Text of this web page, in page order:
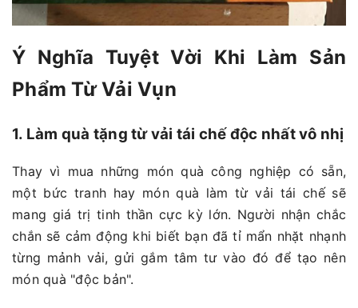
Ý Nghĩa Tuyệt Vời Khi Làm Sản
Phẩm Từ Vải Vụn
1. Làm quà tặng từ vải tái chế độc nhất vô nhị
Thay vì mua những món quà công nghiệp có sẵn,
một bức tranh hay món quà làm từ vải tái chế sẽ
mang giá trị tinh thần cực kỳ lớn. Người nhận chắc
chắn sẽ cảm động khi biết bạn đã tỉ mẩn nhặt nhạnh
từng mảnh vải, gửi gắm tâm tư vào đó để tạo nên
món quà "độc bản".